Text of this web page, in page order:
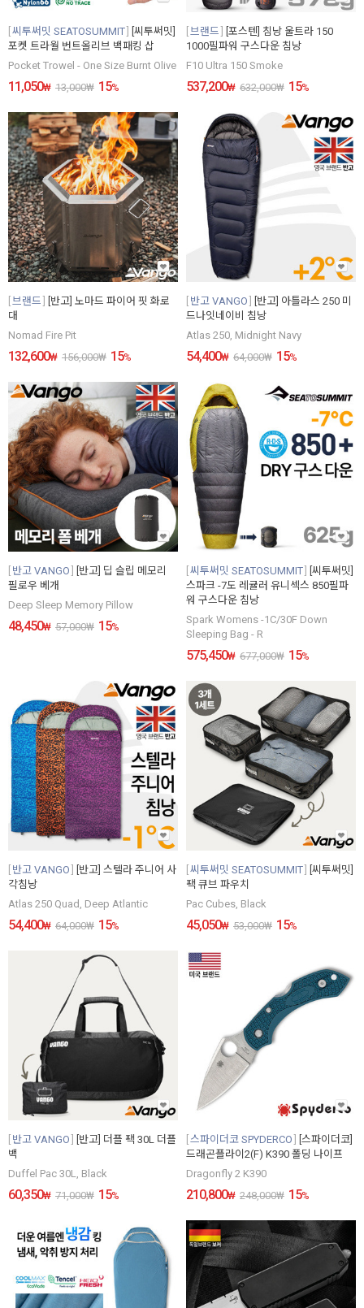
씨투써밋 SEATOSUMMIT
[씨투써밋]
포켓 트라월 번트올리브 백패킹 삽
Pocket Trowel - One Size Burnt Olive
11,050₩ 13,000₩ 15%
브랜드
[포스텐] 침낭 울트라 150
1000필파워 구스다운 침낭
F10 Ultra 150 Smoke
537,200₩ 632,000₩ 15%
브랜드
[반고] 노마드 파이어 핏 화로
대
Nomad Fire Pit
132,600₩ 156,000₩ 15%
반고 VANGO
[반고] 아틀라스 250 미
드나잇네이비 침낭
Atlas 250, Midnight Navy
54,400₩ 64,000₩ 15%
반고 VANGO
[반고] 딥 슬립 메모리
필로우 베개
Deep Sleep Memory Pillow
48,450₩ 57,000₩ 15%
씨투써밋 SEATOSUMMIT
[씨투써밋]
스파크 -7도 레귤러 유니섹스 850필파
워 구스다운 침낭
Spark Womens -1C/30F Down
Sleeping Bag - R
575,450₩ 677,000₩ 15%
반고 VANGO
[반고] 스텔라 주니어 사
각침낭
Atlas 250 Quad, Deep Atlantic
54,400₩ 64,000₩ 15%
씨투써밋 SEATOSUMMIT
[씨투써밋]
팩 큐브 파우치
Pac Cubes, Black
45,050₩ 53,000₩ 15%
반고 VANGO
[반고] 더플 팩 30L 더플
백
Duffel Pac 30L, Black
60,350₩ 71,000₩ 15%
스파이더코 SPYDERCO
[스파이더코]
드래곤플라이2(F) K390 폴딩 나이프
Dragonfly 2 K390
210,800₩ 248,000₩ 15%